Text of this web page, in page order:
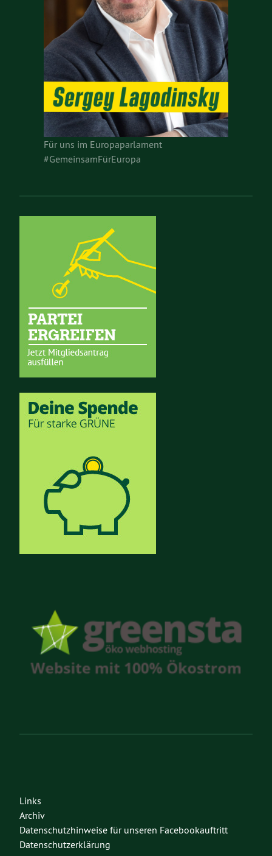
Für uns im Europaparlament
#GemeinsamFürEuropa
Links
Archiv
Datenschutzhinweise für unseren Facebookauftritt
Datenschutzerklärung